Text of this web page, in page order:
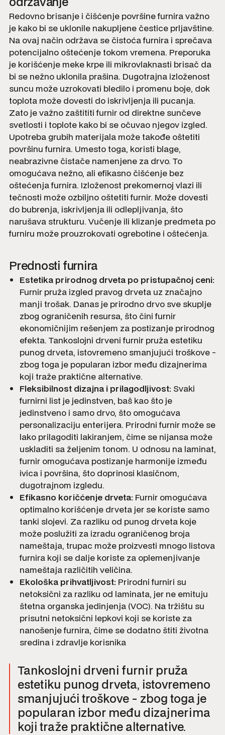
Redovno brisanje i čišćenje površine furnira važno
je kako bi se uklonile nakupljene čestice prljavštine.
Na ovaj način održava se čistoća furnira i sprečava
potencijalno oštećenje tokom vremena. Preporuka
je korišćenje meke krpe ili mikrovlaknasti brisač da
bi se nežno uklonila prašina. Dugotrajna izloženost
suncu može uzrokovati bledilo i promenu boje, dok
toplota može dovesti do iskrivljenja ili pucanja.
Zato je važno zaštititi furnir od direktne sunčeve
svetlosti i toplote kako bi se očuvao njegov izgled.
Upotreba grubih materijala može takođe oštetiti
površinu furnira. Umesto toga, koristi blage,
neabrazivne čistače namenjene za drvo. To
omogućava nežno, ali efikasno čišćenje bez
oštećenja furnira. Izloženost prekomernoj vlazi ili
tečnosti može ozbiljno oštetiti furnir. Može dovesti
do bubrenja, iskrivljenja ili odlepljivanja, što
narušava strukturu. Vučenje ili klizanje predmeta po
furniru može prouzrokovati ogrebotine i oštećenja.
Prednosti furnira
Estetika prirodnog drveta po pristupačnoj ceni:
Furnir pruža izgled pravog drveta uz značajno
manji trošak. Danas je prirodno drvo sve skuplje
zbog ograničenih resursa, što čini furnir
ekonomičnijim rešenjem za postizanje prirodnog
efekta. Tankoslojni drveni furnir pruža estetiku
punog drveta, istovremeno smanjujući troškove -
zbog toga je popularan izbor među dizajnerima
koji traže praktične alternative.
Fleksibilnost dizajna i prilagodljivost:Svaki
furnirni list je jedinstven, baš kao što je
jedinstveno i samo drvo, što omogućava
personalizaciju enterijera. Prirodni furnir može se
lako prilagoditi lakiranjem, čime se nijansa može
uskladiti sa željenim tonom. U odnosu na laminat,
furnir omogućava postizanje harmonije između
ivica i površina, što doprinosi klasičnom,
dugotrajnom izgledu.
Efikasno koričćenje drveta:Furnir omogućava
optimalno korišćenje drveta jer se koriste samo
tanki slojevi. Za razliku od punog drveta koje
može poslužiti za izradu ograničenog broja
nameštaja, trupac može proizvesti mnogo listova
furnira koji se dalje koriste za oplemenjivanje
nameštaja različitih veličina.
Ekološka prihvatljivost:Prirodni furniri su
netoksični za razliku od laminata, jer ne emituju
štetna organska jedinjenja (VOC). Na tržištu su
prisutni netoksični lepkovi koji se koriste za
nanošenje furnira, čime se dodatno štiti životna
sredina i zdravlje korisnika
Tankoslojni drveni furnir pruža
estetiku punog drveta, istovremeno
smanjujući troškove - zbog toga je
popularan izbor među dizajnerima
koji traže praktične alternative.